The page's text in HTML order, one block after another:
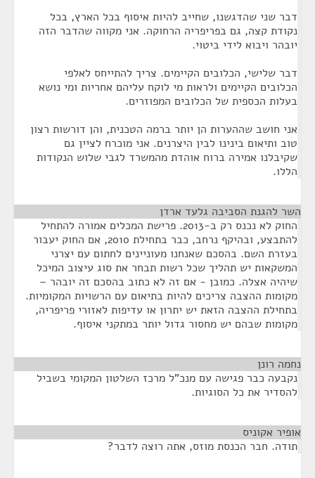
דבר שני שהדגשנו, שחייב להיות איסוף בכל הארץ, בכל
נקודת קצה, גם בפריפריה הרחוקה. אני מקווה שהדבר הזה
יובהר ויבוא לידי ביטוי.
דבר שלישי, הכלובים הקיימים. צריך להתייחס לאלפי
הכלובים הקיימים ולראות מי לוקח עליהם אחריות ומי נושא
בעלות הכספית של הכלובים המפוזרים.
אני חושב שההערות הן יותר ברמה הטכנית, והן דורשות רצון
טוב ותיאום בינינו לבין היצרנים. אני מוכרח לציין גם
שקיבלנו אמירה ברוח אוהדת מהמשרד לגבי שלוש הנקודות
הללו.
השר להגנת הסביבה גלעד ארדן
החוק לא נכנס רק ב-2013. פרישת המכלים אמורה להתחיל
להתבצע, ובהיקף נרחב, כבר בתחילת 2010, אם החוק יעבור
בעזרת השם. בהסכם שאנחנו מעוניינים לחתום עם יצרני
המשקאות יש תהליך שכל רשות תבחר את סוג עיצוב המיכל
שיהיה אצלה. כמובן - אם זה לא כתוב בהסכם זה יובהר –
מקומות ההצבה צריכים להיות בתיאום עם הרשויות המקומיות.
בתחילת ההצבה הזאת יש יתרון או עדיפות לאזורי פריפריה,
מקומות שבהם יש מחסור גדול יותר במתקני איסוף.
נחמה רונן
נקבעה כבר פגישה עם מנכ"ל מרכז השלטון המקומי בשביל
להסדיר את כל הסוגיות.
אופיר אקוניס
תודה. חבר הכנסת מוזס, אתה רוצה לדבר?